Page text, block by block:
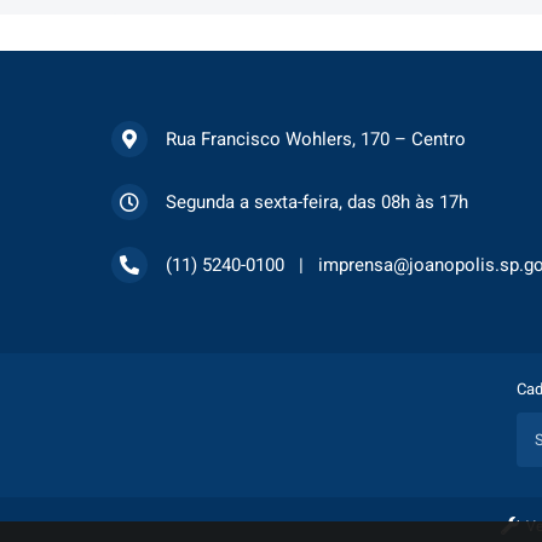
Rua Francisco Wohlers, 170 – Centro
Segunda a sexta-feira, das 08h às 17h
(11) 5240-0100